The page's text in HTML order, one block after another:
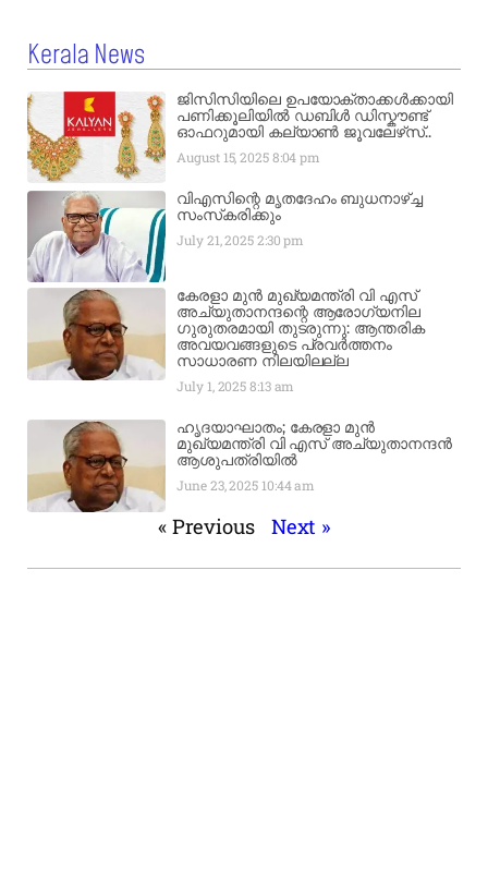
Kerala News
ജിസിസിയിലെ ഉപയോക്താക്കൾക്കായി
പണിക്കൂലിയിൽ ഡബിൾ ഡിസ്കൗണ്ട്
ഓഫറുമായി കല്യാൺ ജൂവലേഴ്‌സ്..
August 15, 20258:04 pm
വിഎസിന്റെ മൃതദേഹം ബുധനാഴ്ച്ച
സംസ്‌കരിക്കും
July 21, 20252:30 pm
കേരളാ മുൻ മുഖ്യമന്ത്രി വി എസ്
അച്യുതാനന്ദന്റെ ആരോഗ്യനില
ഗുരുതരമായി തുടരുന്നു: ആന്തരിക
അവയവങ്ങളുടെ പ്രവർത്തനം
സാധാരണ നിലയിലല്ല
July 1, 20258:13 am
ഹൃദയാഘാതം; കേരളാ മുൻ
മുഖ്യമന്ത്രി വി എസ് അച്യുതാനന്ദൻ
ആശുപത്രിയിൽ
June 23, 2025 10:44 am
« Previous Next »